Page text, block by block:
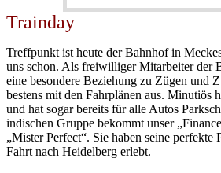
Trainday
Treffpunkt ist heute der Bahnhof in
uns schon. Als freiwilliger Mitarbeiter der
eine besondere Beziehung zu Zügen und
bestens mit den Fahrplänen aus. Minutiös
und hat sogar bereits für alle Autos
indischen Gruppe bekommt unser
„Mister Perfect“. Sie haben seine perfekte
Fahrt nach Heidelberg erlebt.